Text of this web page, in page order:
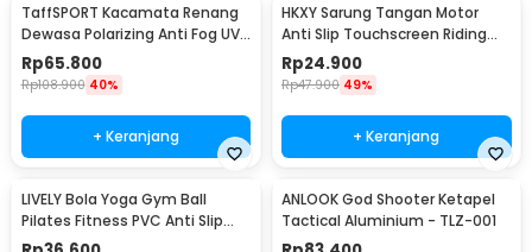
TaffSPORT Kacamata Renang
Dewasa Polarizing Anti Fog UV
Protection - GOG-3610
Rp65.800
Rp108.900 40%
+ Keranjang
HKXY Sarung Tangan Motor
Anti Slip Touchscreen Riding
Glove 1 Pair M
Rp24.900
Rp47.900 49%
+ Keranjang
LIVELY Bola Yoga Gym Ball
Pilates Fitness PVC Anti Slip
55cm
ANLOOK God Shooter Ketapel
Tactical Aluminium - TLZ-001